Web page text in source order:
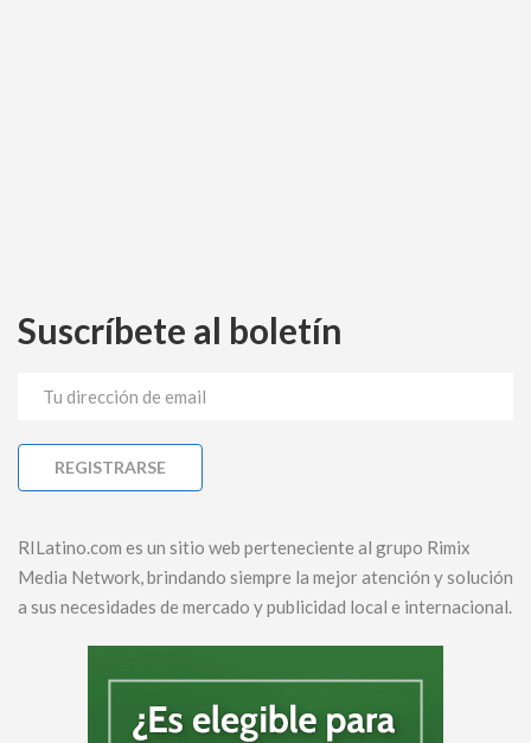
Suscríbete al boletín
RILatino.com es un sitio web perteneciente al grupo Rimix
Media Network, brindando siempre la mejor atención y solución
a sus necesidades de mercado y publicidad local e internacional.